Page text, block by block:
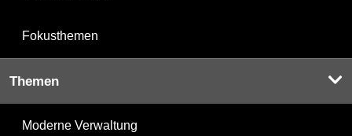
Fokusthemen
Themen
Moderne Verwaltung